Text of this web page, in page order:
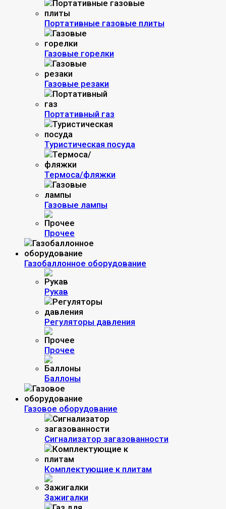
Портативные газовые плиты
Газовые горелки
Газовые резаки
Портативный газ
Туристическая посуда
Термоса/фляжки
Газовые лампы
Прочее
Газобаллонное оборудование
Рукав
Регуляторы давления
Прочее
Баллоны
Газовое оборудование
Сигнализатор загазованности
Комплектующие к плитам
Зажигалки